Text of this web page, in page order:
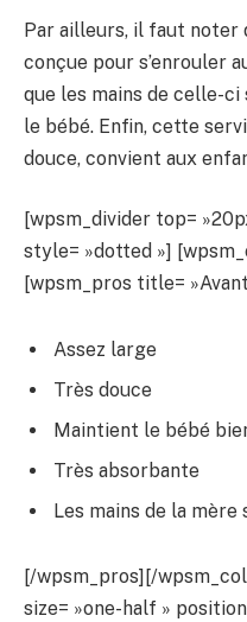
Par ailleurs, il faut
conçue pour s’enrouler
que les mains de celle-
le bébé. Enfin, cette
douce, convient aux
[wpsm_divider top=
style= »dotted »]
[wpsm_pros title=
Assez large
Très douce
Maintient le bébé
Très absorbante
Les mains de la
[/wpsm_pros][/
size= »one-half »